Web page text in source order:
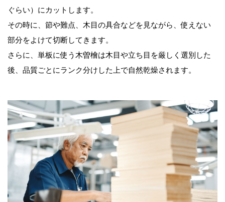
ぐらい）にカットします。
その時に、節や難点、木目の具合などを見ながら、使えない
部分をよけて切断してきます。
さらに、単板に使う木曽檜は木目や立ち目を厳しく選別した
後、品質ごとにランク分けした上で自然乾燥されます。